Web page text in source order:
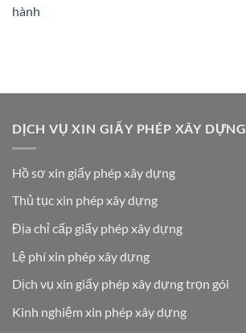
hành
DỊCH VỤ XIN GIẤY PHÉP XÂY DỰNG
Hồ sơ xin giấy phép xây dựng
Thủ tục xin phép xây dựng
Địa chỉ cấp giấy phép xây dựng
Lệ phí xin phép xây dựng
Dịch vụ xin giấy phép xây dựng trọn gói
Kinh nghiệm xin phép xây dựng